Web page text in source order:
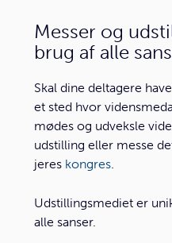
Messer og
brug af alle
Skal dine deltagere
et sted hvor
mødes og udveksle
udstilling eller messe
jeres kongres.
Udstillingsmediet er
alle sanser.